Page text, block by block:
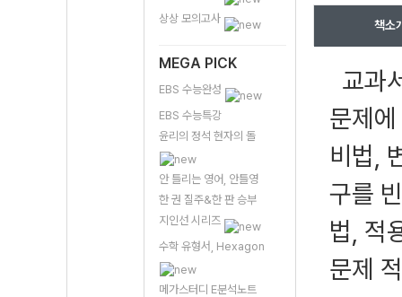
상상 모의고사
MEGA PICK
EBS 수능완성
EBS 수능특강
윤리의 정석 현자의 돌
안 틀리는 영어, 안틀영
한 권 질주&한 판 승부
지인선 시리즈
수학 유형서, Hexagon
메가스터디 E분석노트
책소
교과
문제
비법,
구를
법, 적
문제